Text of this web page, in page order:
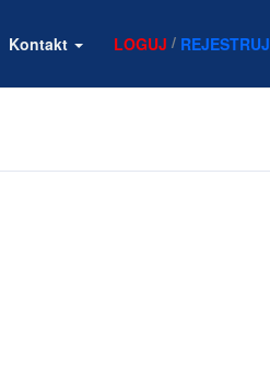
Kontakt LOGUJ / REJESTRUJ